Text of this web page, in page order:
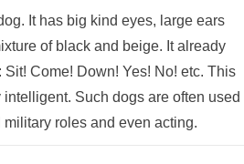
It has big kind eyes, large ears
of black and beige. It already
Come! Down! Yes! No! etc. This
Such dogs are often used
roles and even acting.